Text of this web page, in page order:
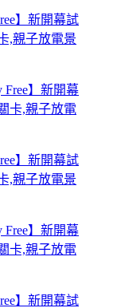
】新開幕試
,親子放電景
】新開幕試
,親子放電景
】新開幕試